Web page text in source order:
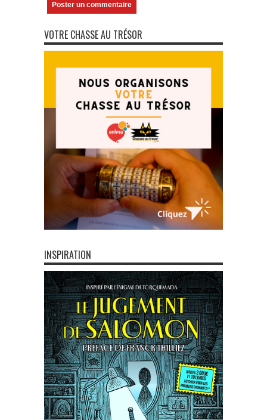
VOTRE CHASSE AU TRÉSOR
INSPIRATION